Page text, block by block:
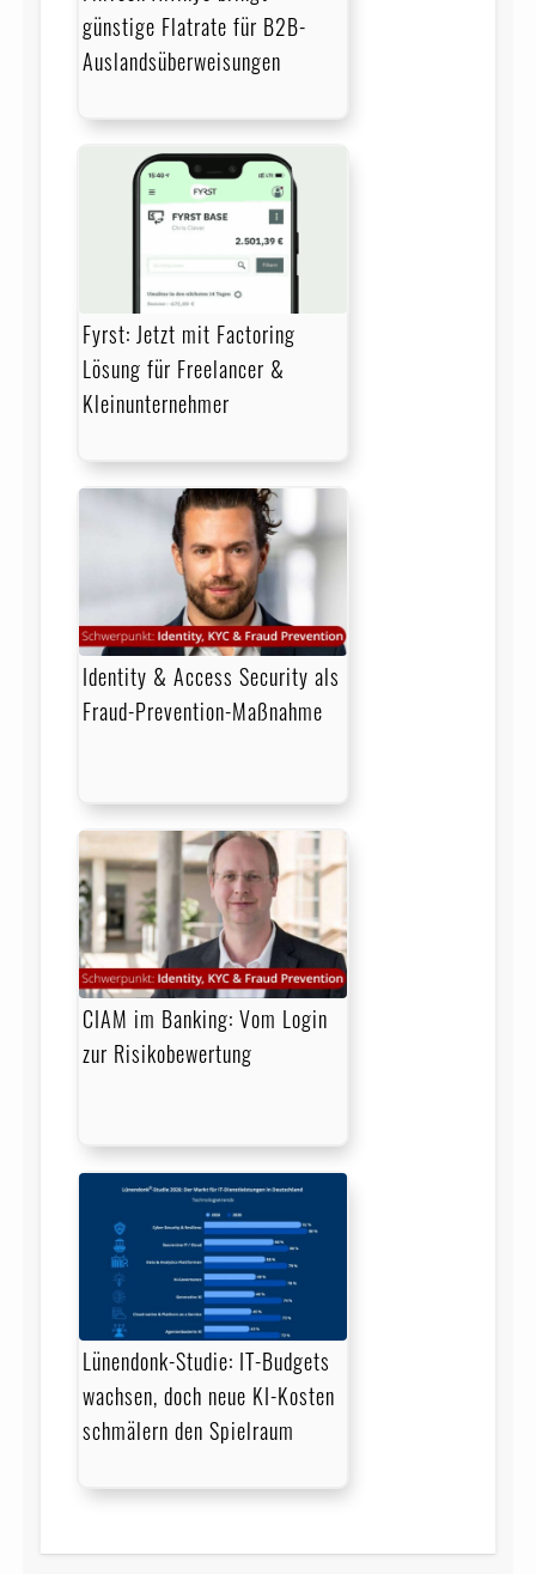
günstige Flatrate für B2B-
Auslandsüberweisungen
Fyrst: Jetzt mit Factoring
Lösung für Freelancer &
Kleinunternehmer
Identity & Access Security als
Fraud-Prevention-Maßnahme
CIAM im Banking: Vom Login
zur Risikobewertung
Lünendonk-Studie: IT-Budgets
wachsen, doch neue KI-Kosten
schmälern den Spielraum